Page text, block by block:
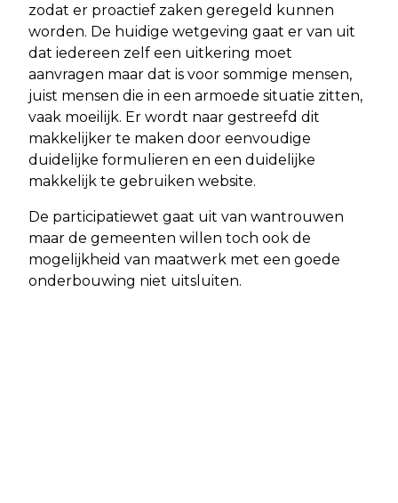
zodat er proactief zaken geregeld kunnen
worden. De huidige wetgeving gaat er van uit
dat iedereen zelf een uitkering moet
aanvragen maar dat is voor sommige mensen,
juist mensen die in een armoede situatie zitten,
vaak moeilijk. Er wordt naar gestreefd dit
makkelijker te maken door eenvoudige
duidelijke formulieren en een duidelijke
makkelijk te gebruiken website.
De participatiewet gaat uit van wantrouwen
maar de gemeenten willen toch ook de
mogelijkheid van maatwerk met een goede
onderbouwing niet uitsluiten.